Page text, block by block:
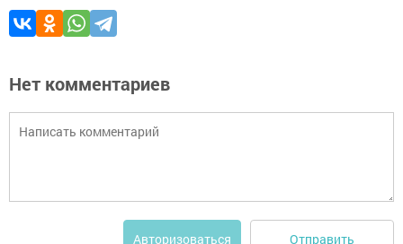
Нет комментариев
Авторизоваться Отправить